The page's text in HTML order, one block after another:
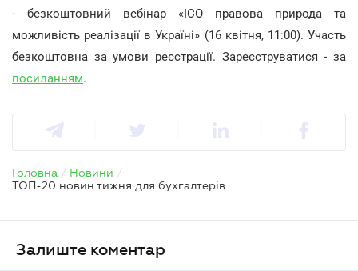
- безкоштовний вебінар «IСО правова природа та
можливість реалізації в Україні» (16 квітня, 11:00). Участь
безкоштовна за умови реєстрації. Зареєструватися - за
посиланням.
Головна / Новини /
ТОП-20 новин тижня для бухгалтерів
Залиште коментар